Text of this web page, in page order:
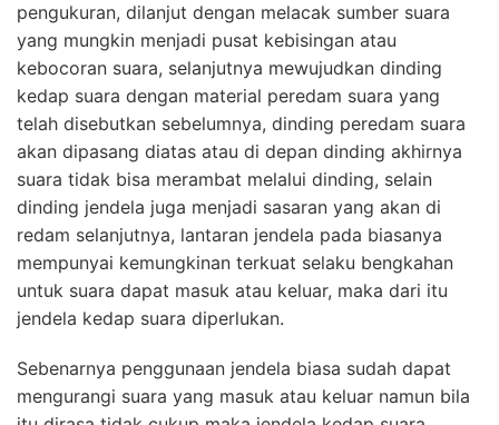
pengukuran, dilanjut dengan melacak sumber suara
yang mungkin menjadi pusat kebisingan atau
kebocoran suara, selanjutnya mewujudkan dinding
kedap suara dengan material peredam suara yang
telah disebutkan sebelumnya, dinding peredam suara
akan dipasang diatas atau di depan dinding akhirnya
suara tidak bisa merambat melalui dinding, selain
dinding jendela juga menjadi sasaran yang akan di
redam selanjutnya, lantaran jendela pada biasanya
mempunyai kemungkinan terkuat selaku bengkahan
untuk suara dapat masuk atau keluar, maka dari itu
jendela kedap suara diperlukan.
Sebenarnya penggunaan jendela biasa sudah dapat
mengurangi suara yang masuk atau keluar namun bila